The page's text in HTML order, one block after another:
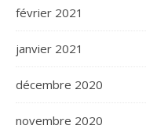
février 2021
janvier 2021
décembre 2020
novembre 2020